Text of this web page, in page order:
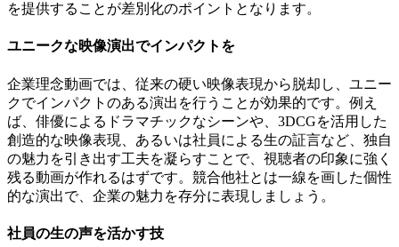
を提供することが差別化のポイントとなります。
ユニークな映像演出でインパクトを
企業理念動画では、従来の硬い映像表現から脱却し、ユニー
クでインパクトのある演出を行うことが効果的です。例え
ば、俳優によるドラマチックなシーンや、3DCGを活用した
創造的な映像表現、あるいは社員による生の証言など、独自
の魅力を引き出す工夫を凝らすことで、視聴者の印象に強く
残る動画が作れるはずです。競合他社とは一線を画した個性
的な演出で、企業の魅力を存分に表現しましょう。
社員の生の声を活かす技